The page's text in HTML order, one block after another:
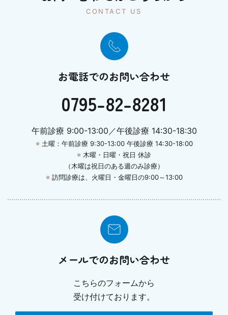
CONTACT US
お電話でのお問い合わせ
0795-82-8281
午前診療 9:00-13:00／午後診療 14:30-18:30
※土曜：午前診療 9:30-13:00 午後診療 14:30-18:00
※ 木曜・日曜・祝日 休診
（木曜は祝日のある週のみ診療）
※訪問診療は、火曜日・金曜日の9:00～13:00
メールでのお問い合わせ
こちらのフォームから
受け付けております。